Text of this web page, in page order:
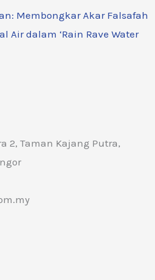
Membongkar Akar Falsafah
Air dalam ‘Rain Rave Water
2, Taman Kajang Putra,